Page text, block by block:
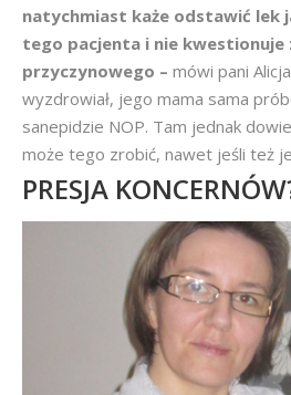
natychmiast każe odstawić lek
tego pacjenta i nie kwestionuje
przyczynowego – mówi pani
wyzdrowiał, jego mama sama
sanepidzie NOP. Tam jednak
może tego zrobić, nawet jeśli też
PRESJA